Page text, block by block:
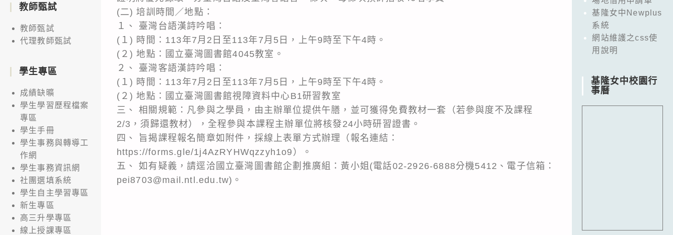
(二) 培訓時間／地點：
１、 臺灣台語漢詩吟唱：
(１) 時間：113年7月2日至113年7月5日，上午9時至下午4時。
(２) 地點：國立臺灣圖書館4045教室。
２、 臺灣客語漢詩吟唱：
(１) 時間：113年7月2日至113年7月5日，上午9時至下午4時。
(２) 地點：國立臺灣圖書館視障資料中心B1研習教室
三、 相關規範：凡參與之學員，由主辦單位提供午膳，並可獲得免費教材一套（若參與度不及課程
2/3，須歸還教材），全程參與本課程主辦單位將核發24小時研習證書。
四、 旨揭課程報名簡章如附件，採線上表單方式辦理（報名連結：
https://forms.gle/1j4AzRYHWqzzyh1o9）。
五、 如有疑義，請逕洽國立臺灣圖書館企劃推廣組：黃小姐(電話02-2926-6888分機5412、電子信箱：
pei8703@mail.ntl.edu.tw)。
教師甄試
教師甄試
代理教師甄試
學生專區
成績缺曠
學生學習歷程檔案
專區
學生手冊
學生事務與轉導工
作網
學生事務資訊網
社團選填系統
學生自主學習專區
新生專區
高三升學專區
線上授課專區
基隆女中Newplus
系統
網站維護之css使
用說明
基隆女中校園行
事曆